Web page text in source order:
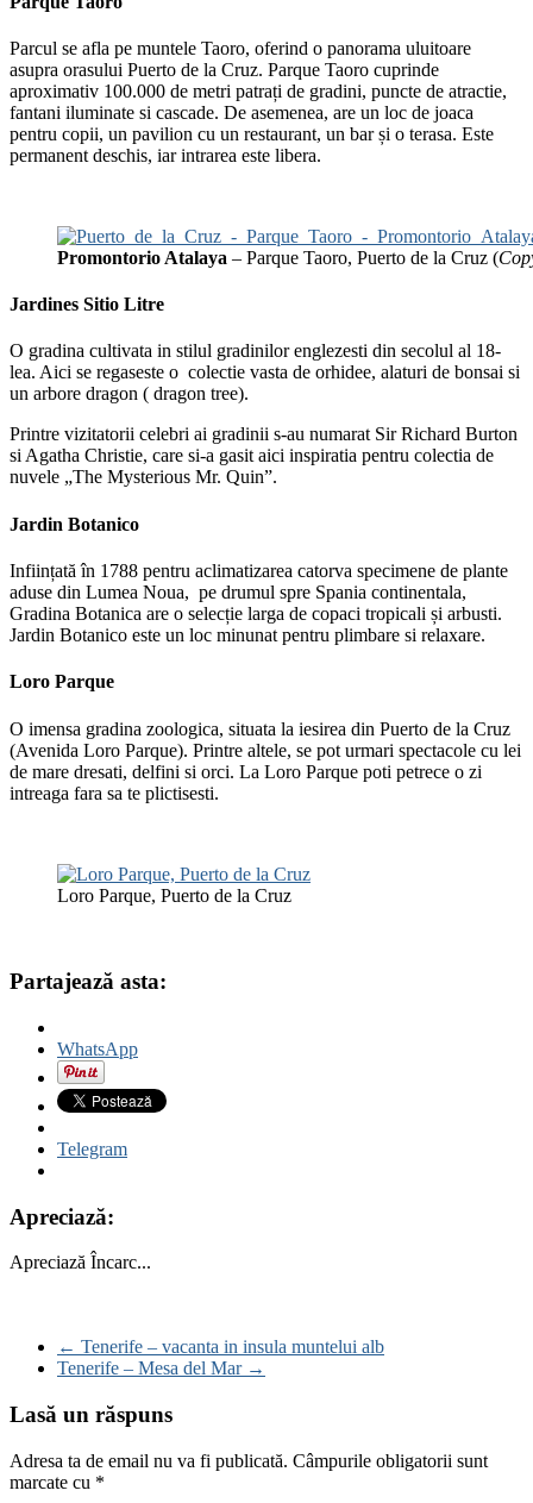
Parcul se afla pe muntele Taoro, oferind o panorama uluitoare
asupra orasului Puerto de la Cruz. Parque Taoro cuprinde
aproximativ 100.000 de metri patrați de gradini, puncte de atractie,
fantani iluminate si cascade. De asemenea, are un loc de joaca
pentru copii, un pavilion cu un restaurant, un bar și o terasa. Este
permanent deschis, iar intrarea este libera.
Promontorio Atalaya – Parque Taoro, Puerto de la Cruz (
Jardines Sitio Litre
O gradina cultivata in stilul gradinilor englezesti din secolul al 18-
lea. Aici se regaseste o colectie vasta de orhidee, alaturi de bonsai si
un arbore dragon ( dragon tree).
Printre vizitatorii celebri ai gradinii s-au numarat Sir Richard Burton
si Agatha Christie, care si-a gasit aici inspiratia pentru colectia de
nuvele „The Mysterious Mr. Quin”.
Jardin Botanico
Inființată în 1788 pentru aclimatizarea catorva specimene de plante
aduse din Lumea Noua, pe drumul spre Spania continentala,
Gradina Botanica are o selecție larga de copaci tropicali și arbusti.
Jardin Botanico este un loc minunat pentru plimbare si relaxare.
Loro Parque
O imensa gradina zoologica, situata la iesirea din Puerto de la Cruz
(Avenida Loro Parque). Printre altele, se pot urmari spectacole cu lei
de mare dresati, delfini si orci. La Loro Parque poti petrece o zi
intreaga fara sa te plictisesti.
Loro Parque, Puerto de la Cruz
Partajează asta:
WhatsApp
Telegram
Apreciază:
Apreciază Încarc...
← Tenerife – vacanta in insula muntelui alb
Tenerife – Mesa del Mar →
Lasă un răspuns
Adresa ta de email nu va fi publicată. Câmpurile obligatorii sunt
marcate cu *